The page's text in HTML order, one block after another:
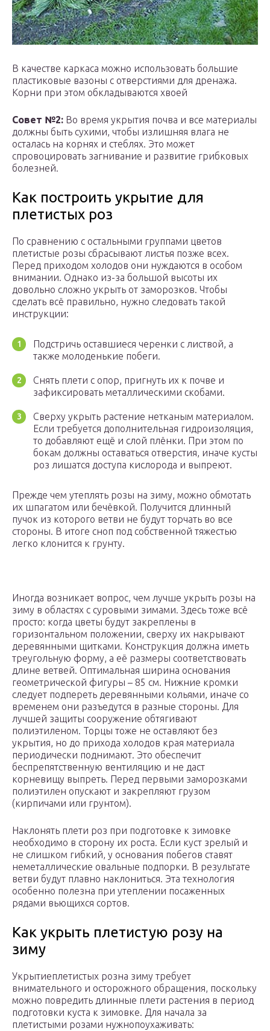
В качестве каркаса можно использовать большие
пластиковые вазоны с отверстиями для дренажа.
Корни при этом обкладываются хвоей
Совет №2: Во время укрытия почва и все материалы
должны быть сухими, чтобы излишняя влага не
осталась на корнях и стеблях. Это может
спровоцировать загнивание и развитие грибковых
болезней.
Как построить укрытие для
плетистых роз
По сравнению с остальными группами цветов
плетистые розы сбрасывают листья позже всех.
Перед приходом холодов они нуждаются в особом
внимании. Однако из-за большой высоты их
довольно сложно укрыть от заморозков. Чтобы
сделать всё правильно, нужно следовать такой
инструкции:
Подстричь оставшиеся черенки с листвой, а
также молоденькие побеги.
Снять плети с опор, пригнуть их к почве и
зафиксировать металлическими скобами.
Сверху укрыть растение нетканым материалом.
Если требуется дополнительная гидроизоляция,
то добавляют ещё и слой плёнки. При этом по
бокам должны оставаться отверстия, иначе кусты
роз лишатся доступа кислорода и выпреют.
Прежде чем утеплять розы на зиму, можно обмотать
их шпагатом или бечёвкой. Получится длинный
пучок из которого ветви не будут торчать во все
стороны. В итоге сноп под собственной тяжестью
легко клонится к грунту.
Иногда возникает вопрос, чем лучше укрыть розы на
зиму в областях с суровыми зимами. Здесь тоже всё
просто: когда цветы будут закреплены в
горизонтальном положении, сверху их накрывают
деревянными щитками. Конструкция должна иметь
треугольную форму, а её размеры соответствовать
длине ветвей. Оптимальная ширина основания
геометрической фигуры – 85 см. Нижние кромки
следует подпереть деревянными кольями, иначе со
временем они разъедутся в разные стороны. Для
лучшей защиты сооружение обтягивают
полиэтиленом. Торцы тоже не оставляют без
укрытия, но до прихода холодов края материала
периодически поднимают. Это обеспечит
беспрепятственную вентиляцию и не даст
корневищу выпреть. Перед первыми заморозками
полиэтилен опускают и закрепляют грузом
(кирпичами или грунтом).
Наклонять плети роз при подготовке к зимовке
необходимо в сторону их роста. Если куст зрелый и
не слишком гибкий, у основания побегов ставят
неметаллические овальные подпорки. В результате
ветви будут плавно наклониться. Эта технология
особенно полезна при утеплении посаженных
рядами вьющихся сортов.
Как укрыть плетистую розу на
зиму
Укрытиеплетистых розна зиму требует
внимательного и осторожного обращения, поскольку
можно повредить длинные плети растения в период
подготовки куста к зимовке. Для начала за
плетистыми розами нужнопоухаживать: